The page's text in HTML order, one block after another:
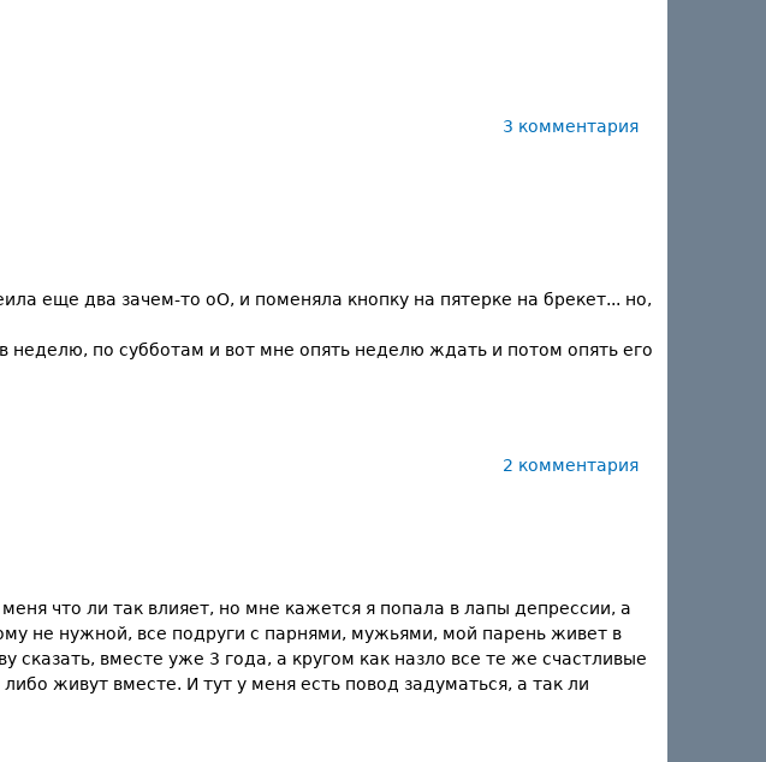
3 комментария
еще два зачем-то оО, и поменяла кнопку на пятерке на брекет... но,
неделю, по субботам и вот мне опять неделю ждать и потом опять его
2 комментария
что ли так влияет, но мне кажется я попала в лапы депрессии, а
не нужной, все подруги с парнями, мужьями, мой парень живет в
сказать, вместе уже 3 года, а кругом как назло все те же счастливые
живут вместе. И тут у меня есть повод задуматься, а так ли